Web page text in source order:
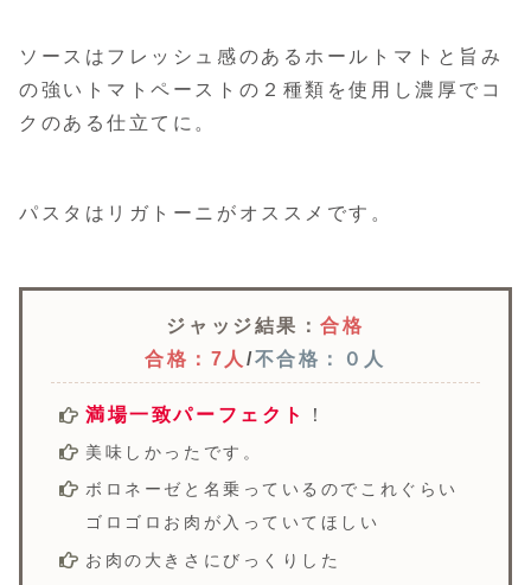
ソースはフレッシュ感のあるホールトマトと旨み
の強いトマトペーストの２種類を使用し濃厚でコ
クのある仕立てに。
パスタはリガトーニがオススメです。
ジャッジ結果：合格
合格：7人 /不合格：０人
満場一致パーフェクト ！
美味しかったです。
ボロネーゼと名乗っているのでこれぐらい
ゴロゴロお肉が入っていてほしい
お肉の大きさにびっくりした